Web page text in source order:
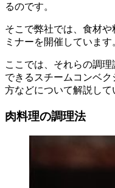
るのです。
そこで弊社では、食材
ミナーを開催しています
ここでは、それらの調
できるスチームコンベ
方などについて解説して
肉料理の調理法